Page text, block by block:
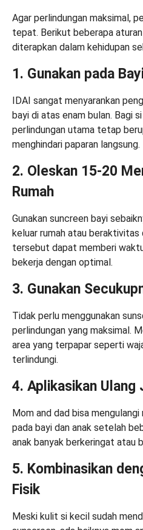
Agar perlindungan maksimal,
tepat. Berikut beberapa
diterapkan dalam kehidupan
1. Gunakan pada
IDAI sangat menyarankan
bayi di atas enam bulan. Bagi
perlindungan utama tetap
menghindari paparan langsung.
2. Oleskan 15-20
Rumah
Gunakan suncreen bayi
keluar rumah atau beraktivitas
tersebut dapat memberi
bekerja dengan optimal.
3. Gunakan
Tidak perlu menggunakan
perlindungan yang maksimal.
area yang terpapar seperti
terlindungi.
4. Aplikasikan Ulang
Mom and dad bisa
pada bayi dan anak setelah
anak banyak berkeringat atau
5. Kombinasikan
Fisik
Meski kulit si kecil sudah